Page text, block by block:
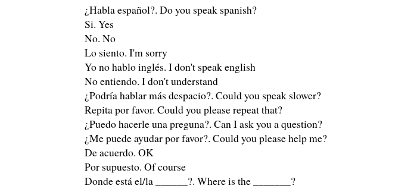
¿Habla español?. Do you speak spanish?
Si. Yes
No. No
Lo siento. I'm sorry
Yo no hablo inglés. I don't speak english
No entiendo. I don't understand
¿Podría hablar más despacio?. Could you speak slower?
Repita por favor. Could you please repeat that?
¿Puedo hacerle una preguna?. Can I ask you a question?
¿Me puede ayudar por favor?. Could you please help me?
De acuerdo. OK
Por supuesto. Of course
Donde está el/la ______?. Where is the _______?